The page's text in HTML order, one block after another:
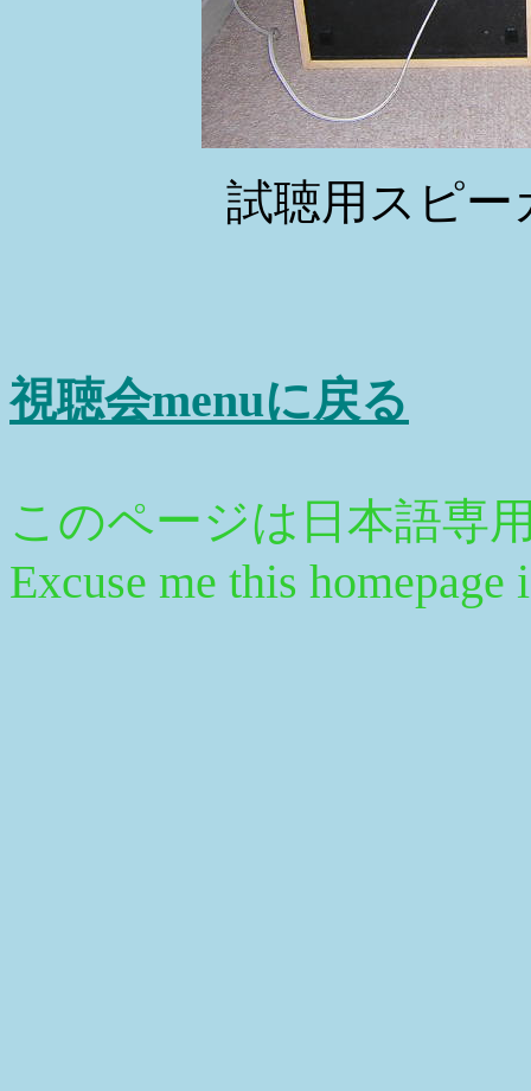
試聴用スピー
視聴会menuに戻る
このページは日
Excuse me this